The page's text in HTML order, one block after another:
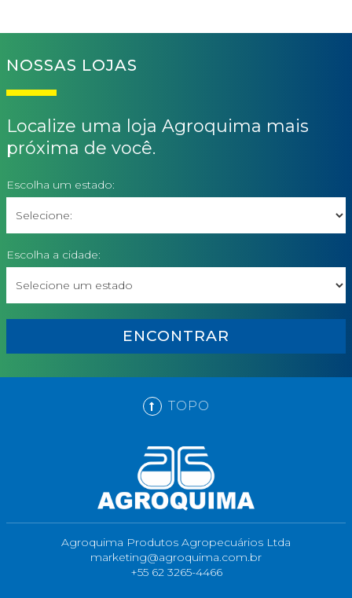
NOSSAS LOJAS
Localize uma loja Agroquima mais
próxima de você.
Escolha um estado:
Escolha a cidade:
ENCONTRAR
TOPO
Agroquima Produtos Agropecuários Ltda
marketing@agroquima.com.br
+55 62 3265-4466